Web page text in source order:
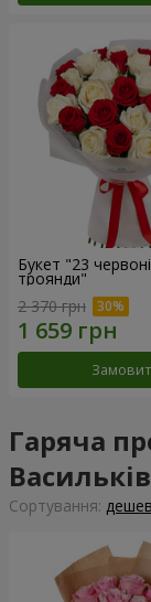
Букет "23 червоні
троянди"
2 370 грн
Гаряча
Васильків
Сортування: